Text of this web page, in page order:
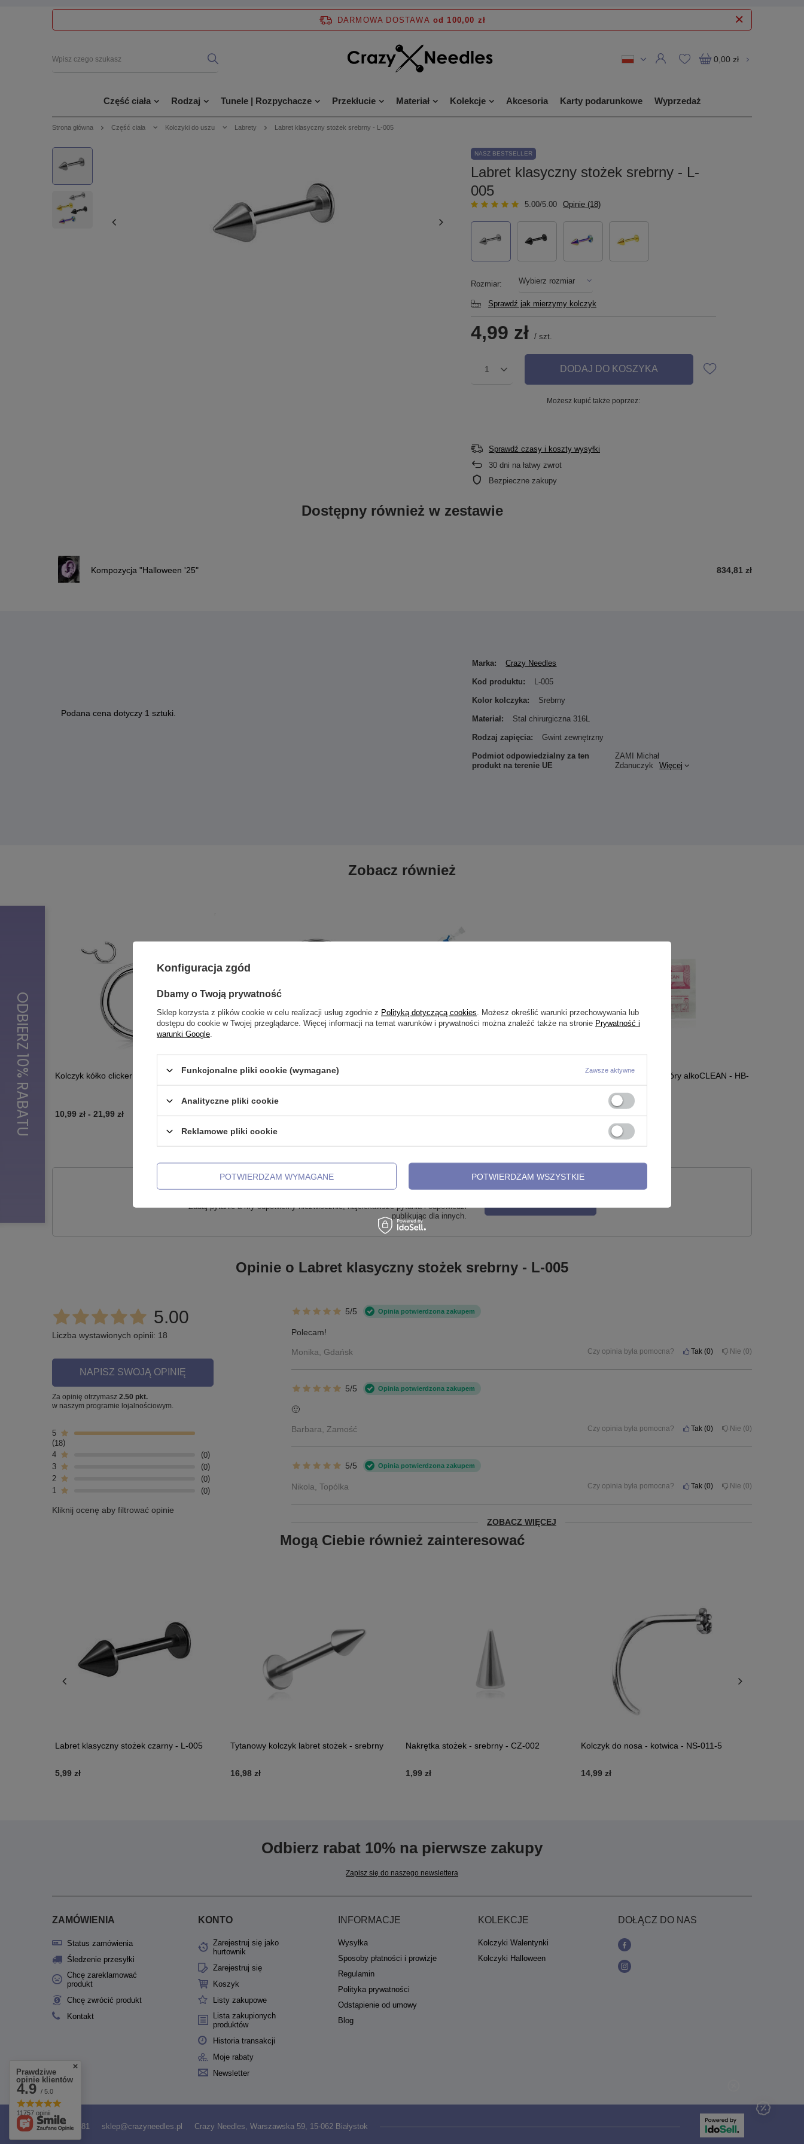
DARMOWA DOSTAWA od 100,00 zł
0,00 zł
Część ciała Rodzaj Tunele | Rozpychacze Przekłucie Materiał Kolekcje Akcesoria Karty podarunkowe Wyprzedaż
Strona główna Część ciała Kolczyki do uszu Labrety Labret klasyczny stożek srebrny - L-005
NASZ BESTSELLER
Labret klasyczny stożek srebrny - L-
005
5.00/5.00 Opinie (18)
Rozmiar Wybierz rozmiar
Sprawdź jak mierzymy kolczyk
4,99 zł / szt.
1 DODAJ DO KOSZYKA
Możesz kupić także poprzez:
Sprawdź czasy i koszty wysyłki
30 dni na łatwy zwrot
Bezpieczne zakupy
Dostępny również w zestawie
Kompozycja "Halloween '25" 834,81 zł
Podana cena dotyczy 1 sztuki.
Marka: Crazy Needles
Kod produktu: L-005
Kolor kolczyka: Srebrny
Materiał: Stal chirurgiczna 316L
Rodzaj zapięcia: Gwint zewnętrzny
Podmiot odpowiedzialny za ten
produkt na terenie UE
ZAMI Michał
Zdanuczyk
Więcej
Zobacz również
Kolczyk kółko clicker - srebrny - K-018
10,99 zł - 21,99 zł
Podkowa - klasyczna stożki - P-002
Gazik do dezynfekcji skóry alkoCLEAN - HB-
Potrzebujesz pomocy? Masz pytania?
Zadaj pytanie a my odpowiemy niezwłocznie, najciekawsze pytania i odpowiedzi
publikując dla innych.
Opinie o Labret klasyczny stożek srebrny - L-005
5.00
Liczba wystawionych opinii: 18
NAPISZ SWOJĄ OPINIĘ
Za opinię otrzymasz 2.50 pkt.
w naszym programie lojalnościowym.
5
18
4
0
3
0
2
0
1
0
Kliknij ocenę aby filtrować opinie
5/5 Opinia potwierdzona zakupem
Polecam!
Monika, Gdańsk Czy opinia była pomocna? Tak 0 Nie 0
5/5 Opinia potwierdzona zakupem
🙂
Barbara, Zamość Czy opinia była pomocna? Tak 0 Nie 0
5/5 Opinia potwierdzona zakupem
Nikola, Topólka Czy opinia była pomocna? Tak 0 Nie 0
ZOBACZ WIĘCEJ
Mogą Ciebie również zainteresować
Labret klasyczny stożek czarny - L-005
5,99 zł
Tytanowy kolczyk labret stożek - srebrny
16,98 zł
Nakrętka stożek - srebrny - CZ-002
1,99 zł
Kolczyk do nosa - kotwica - NS-011-5
14,99 zł
Odbierz rabat 10% na pierwsze zakupy
Zapisz się do naszego newslettera
ZAMÓWIENIA
Status zamówienia
Śledzenie przesyłki
Chcę zareklamować
produkt
Chcę zwrócić produkt
Kontakt
KONTO
Zarejestruj się jako
hurtownik
Zarejestruj się
Koszyk
Listy zakupowe
Lista zakupionych
produktów
Historia transakcji
Moje rabaty
Newsletter
INFORMACJE
Wysyłka
Sposoby płatności i prowizje
Regulamin
Polityka prywatności
Odstąpienie od umowy
Blog
KOLEKCJE
Kolczyki Walentynki
Kolczyki Halloween
DOŁĄCZ DO NAS
531958481 sklep@crazyneedles.pl Crazy Needles, Warszawska 59, 15-062 Białystok
Prawdziwe
opinie klientów
4.9 / 5.0
11757 opinii
Konfiguracja zgód
Dbamy o Twoją prywatność
Sklep korzysta z plików cookie w celu realizacji usług zgodnie z Polityką dotyczącą cookies . Możesz określić warunki przechowywania lub
dostępu do cookie w Twojej przeglądarce. Więcej informacji na temat warunków i prywatności można znaleźć także na stronie Prywatność i
warunki Google
Funkcjonalne pliki cookie (wymagane) Zawsze aktywne
Analityczne pliki cookie
Reklamowe pliki cookie
POTWIERDZAM WYMAGANE POTWIERDZAM WSZYSTKIE